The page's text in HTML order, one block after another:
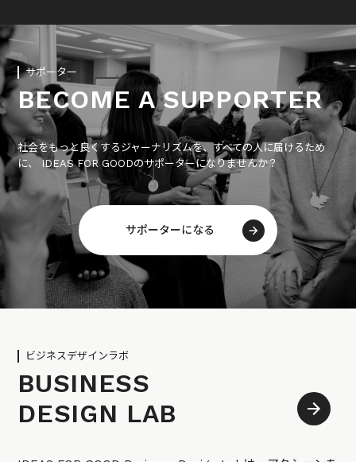
サポーター
BECOME A SUPPORTER
社会をもっと良くするジャーナリズムを、すべての人に届けるため
に、 IDEAS FOR GOODのサポーターになりませんか？
サポーターになる
ビジネスデザインラボ
BUSINESS
DESIGN LAB